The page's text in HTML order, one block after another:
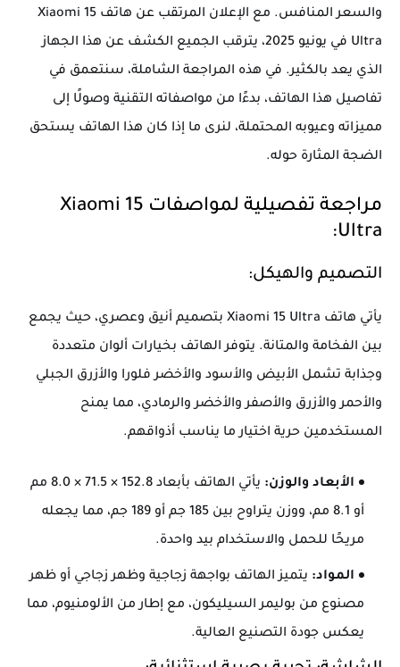
والسعر المنافس. مع الإعلان المرتقب عن هاتف Xiaomi 15
Ultra في يونيو 2025، يترقب الجميع الكشف عن هذا الجهاز
الذي يعد بالكثير. في هذه المراجعة الشاملة، سنتعمق في
تفاصيل هذا الهاتف، بدءًا من مواصفاته التقنية وصولًا إلى
مميزاته وعيوبه المحتملة، لنرى ما إذا كان هذا الهاتف يستحق
الضجة المثارة حوله.
مراجعة تفصيلية لمواصفات Xiaomi 15
Ultra:
التصميم والهيكل:
يأتي هاتف Xiaomi 15 Ultra بتصميم أنيق وعصري، حيث يجمع
بين الفخامة والمتانة. يتوفر الهاتف بخيارات ألوان متعددة
وجذابة تشمل الأبيض والأسود والأخضر فلورا والأزرق الجبلي
والأحمر والأزرق والأصفر والأخضر والرمادي، مما يمنح
المستخدمين حرية اختيار ما يناسب أذواقهم.
الأبعاد والوزن:
يأتي الهاتف بأبعاد 152.8 × 71.5 × 8.0 مم
أو 8.1 مم، ووزن يتراوح بين 185 جم أو 189 جم، مما يجعله
مريحًا للحمل والاستخدام بيد واحدة.
المواد: يتميز الهاتف بواجهة زجاجية وظهر زجاجي أو ظهر
مصنوع من بوليمر السيليكون، مع إطار من الألومنيوم، مما
يعكس جودة التصنيع العالية.